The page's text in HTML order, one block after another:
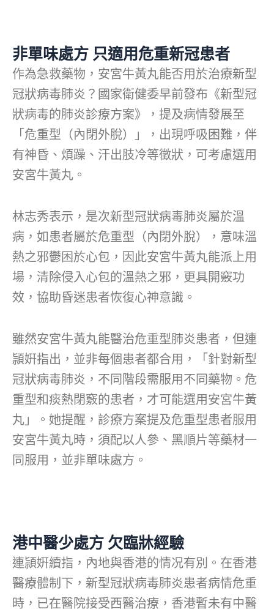
非單味處方 只適用危重新冠患者
作為急救藥物，安宮牛黃丸能否用於治療新型
冠狀病毒肺炎？國家衛健委早前發布《新型冠
狀病毒的肺炎診療方案》，提及病情發展至
「危重型（內閉外脫）」，出現呼吸困難，伴
有神昏、煩躁、汗出肢冷等徵狀，可考慮選用
安宮牛黃丸。
林志秀表示，是次新型冠狀病毒肺炎屬於溫
病，如患者屬於危重型（內閉外脫），意味溫
熱之邪鬱困於心包，因此安宮牛黃丸能派上用
場，清除侵入心包的溫熱之邪，更具開竅功
效，協助昏迷患者恢復心神意識。
雖然安宮牛黃丸能醫治危重型肺炎患者，但連
頴姸指出，並非每個患者都合用，「針對新型
冠狀病毒肺炎，不同階段需服用不同藥物。危
重型和痰熱閉竅的患者，才可能選用安宮牛黃
丸」。她提醒，診療方案提及危重型患者服用
安宮牛黃丸時，須配以人參、黑順片等藥材一
同服用，並非單味處方。
港中醫少處方 欠臨牀經驗
連頴姸續指，內地與香港的情况有別。在香港
醫療體制下，新型冠狀病毒肺炎患者病情危重
時，已在醫院接受西醫治療，香港暫未有中醫